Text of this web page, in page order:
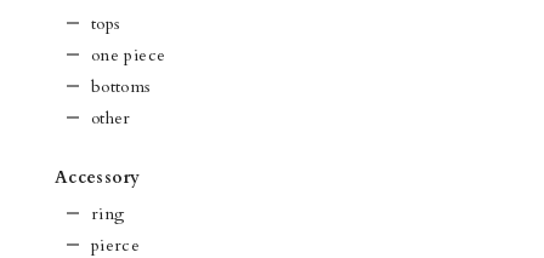
tops
one piece
bottoms
other
Accessory
ring
pierce